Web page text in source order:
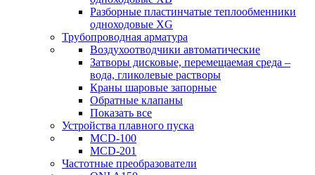
Разборные пластинчатые теплообменники
одноходовые ХG
Трубопроводная арматура
Воздухоотводчики автоматические
Затворы дисковые, перемещаемая среда –
вода, гликолевые растворы
Краны шаровые запорные
Обратные клапаны
Показать все
Устройства плавного пуска
MCD-100
MCD-201
Частотные преобразователи